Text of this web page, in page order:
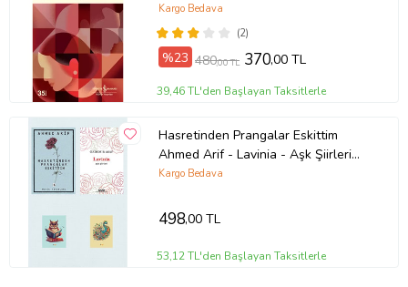
(2)
Kargo Bedava
%23 480,00 TL 370,00 TL
39,46 TL'den Başlayan Taksitlerle
Hasretinden Prangalar Eskittim
Ahmed Arif - Lavinia - Aşk Şiirleri
Özdemir Asaf - (2 NOT DEFTERLİ)
Kargo Bedava
498,00 TL
53,12 TL'den Başlayan Taksitlerle